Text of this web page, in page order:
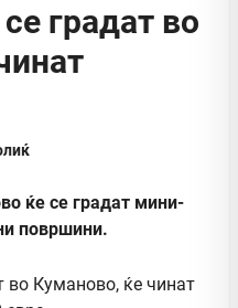
градат во
ќе се градат мини-
површини.